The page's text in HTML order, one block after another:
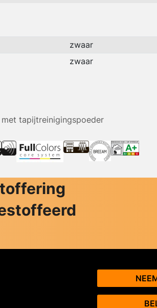
zwaar
zwaar
tapijtreinigingspoeder